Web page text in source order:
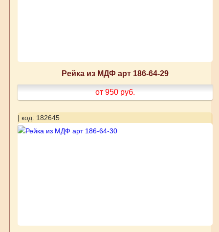
Рейка из МДФ арт 186-64-29
от 950 руб.
| код: 182645